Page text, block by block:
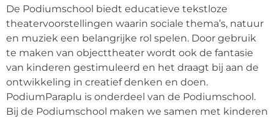
De Podiumschool biedt educatieve tekstloze
theatervoorstellingen waarin sociale thema’s, natuur
en muziek een belangrijke rol spelen. Door gebruik
te maken van objecttheater wordt ook de fantasie
van kinderen gestimuleerd en het draagt bij aan de
ontwikkeling in creatief denken en doen.
PodiumParaplu is onderdeel van de Podiumschool.
Bij de Podiumschool maken we samen met kinderen